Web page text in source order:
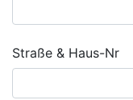
Straße & Haus-Nr